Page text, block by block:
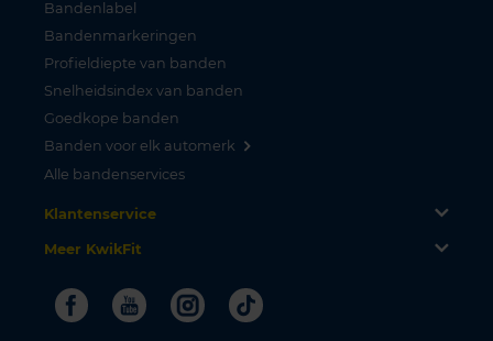
Bandenlabel
Bandenmarkeringen
Profieldiepte van banden
Snelheidsindex van banden
Goedkope banden
Banden voor elk automerk
Alle bandenservices
Klantenservice
Meer KwikFit
FacebookYoutubeInstagram
Tiktok